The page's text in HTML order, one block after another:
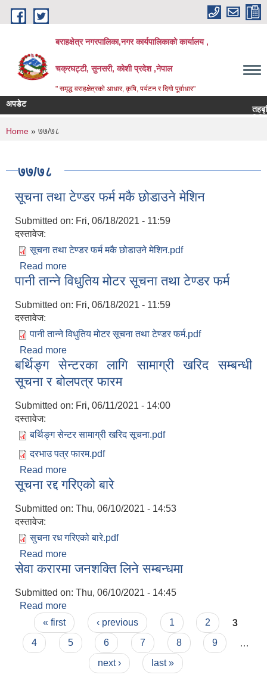
Skip to main content
बराहक्षेत्र नगरपालिका,नगर कार्यपालिकाको कार्यालय ,
चक्रघट्टी, सुनसरी, कोशी प्रदेश ,नेपाल
" समृद्ध वराहक्षेत्रकाे आधार, कृषि, पर्यटन र दिगो पूर्वाधार"
अपडेट
You are here
Home » ७७/७८
७७/७८
सूचना तथा टेण्डर फर्म मकै छोडाउने मेशिन
Submitted on: Fri, 06/18/2021 - 11:59
दस्तावेज:
सूचना तथा टेण्डर फर्म मकै छोडाउने मेशिन.pdf
Read more
पानी तान्ने विधुतिय मोटर सूचना तथा टेण्डर फर्म
Submitted on: Fri, 06/18/2021 - 11:59
दस्तावेज:
पानी तान्ने विधुतिय मोटर सूचना तथा टेण्डर फर्म.pdf
Read more
बर्थिङ्ग सेन्टरका लागि सामाग्री खरिद सम्बन्धी
सूचना र बोलपत्र फारम
Submitted on: Fri, 06/11/2021 - 14:00
दस्तावेज:
बर्थिङ्ग सेन्टर सामाग्री खरिद सूचना.pdf
दरभाउ पत्र फारम.pdf
Read more
सूचना र बोलपत्र फारम
सूचना रद्द गरिएको बारे
Submitted on: Thu, 06/10/2021 - 14:53
दस्तावेज:
सुचना रध गरिएको बारे.pdf
Read more
सेवा करारमा जनशक्ति लिने सम्बन्धमा
Submitted on: Thu, 06/10/2021 - 14:45
Read more
Pages
« first ‹ previous 1 2
3
4
5 6 7 8 9
next ›
last »